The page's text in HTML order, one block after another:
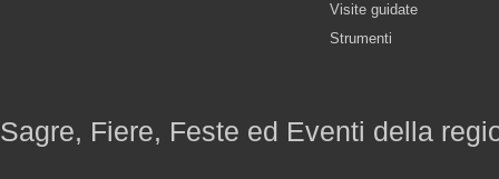
Visite guidate
Strumenti
Sagre, Fiere, Feste ed Eventi della